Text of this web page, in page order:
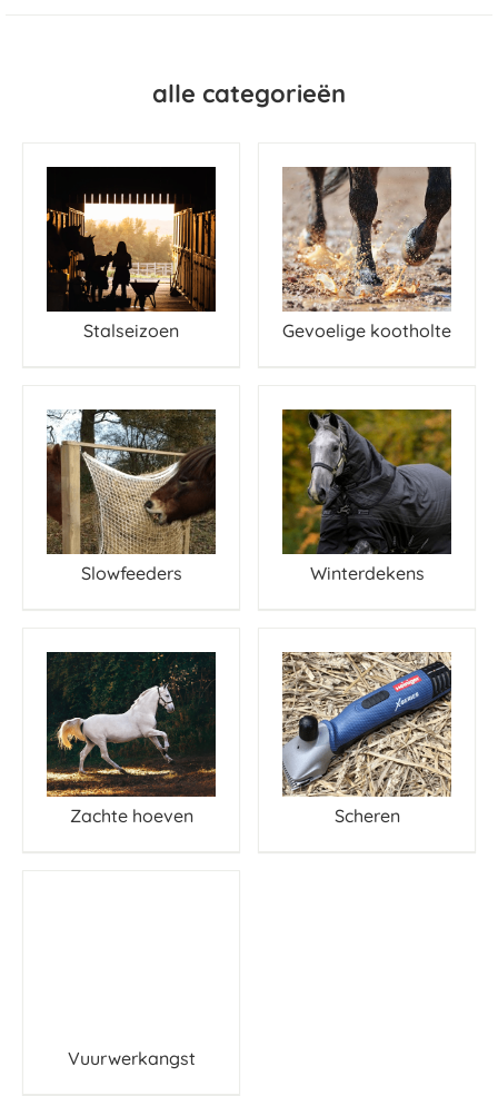
alle categorieën
Stalseizoen Gevoelige kootholte
Slowfeeders Winterdekens
Zachte hoeven Scheren
Vuurwerkangst